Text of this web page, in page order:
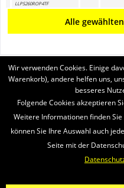
LLPS260ROP4TF
Alle
BRUKERSTØTTE
SERVICE
INFORMATIONEN
Wir verwenden Cookies. Einige
Warenkorb), andere helfen uns,
besseres
Folgende Cookies akzeptieren
Weitere Informationen finden
können Sie Ihre Auswahl auch
Seite mit der